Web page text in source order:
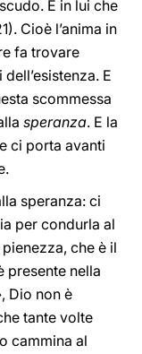
È in lui che
Cioè l’anima in
fa trovare
E
scommessa
speranza. E la
ci porta avanti
speranza: ci
per condurla al
che è il
presente nella
Dio non è
tante volte
cammina al